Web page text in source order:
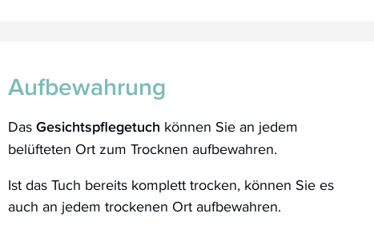
Aufbewahrung
Das Gesichtspflegetuch können Sie an jedem
belüfteten Ort zum Trocknen aufbewahren.
Ist das Tuch bereits komplett trocken, können Sie es
auch an jedem trockenen Ort aufbewahren.